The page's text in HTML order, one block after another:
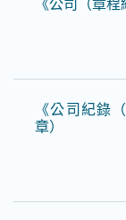
《公司紀錄
章）